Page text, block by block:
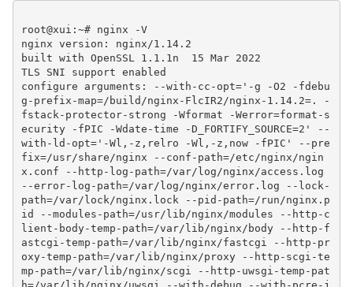
root@xui:~# nginx -V
nginx version: nginx/1.14.2
built with OpenSSL 1.1.1n  15 Mar 2022
TLS SNI support enabled
configure arguments: --with-cc-opt='-g -O2 -fdebu
g-prefix-map=/build/nginx-FlcIR2/nginx-1.14.2=. -
fstack-protector-strong -Wformat -Werror=format-s
ecurity -fPIC -Wdate-time -D_FORTIFY_SOURCE=2' --
with-ld-opt='-Wl,-z,relro -Wl,-z,now -fPIC' --pre
fix=/usr/share/nginx --conf-path=/etc/nginx/ngin
x.conf --http-log-path=/var/log/nginx/access.log
--error-log-path=/var/log/nginx/error.log --lock-
path=/var/lock/nginx.lock --pid-path=/run/nginx.p
id --modules-path=/usr/lib/nginx/modules --http-c
lient-body-temp-path=/var/lib/nginx/body --http-f
astcgi-temp-path=/var/lib/nginx/fastcgi --http-pr
oxy-temp-path=/var/lib/nginx/proxy --http-scgi-te
mp-path=/var/lib/nginx/scgi --http-uwsgi-temp-pat
h=/var/lib/nginx/uwsgi --with-debug --with-pcre-j